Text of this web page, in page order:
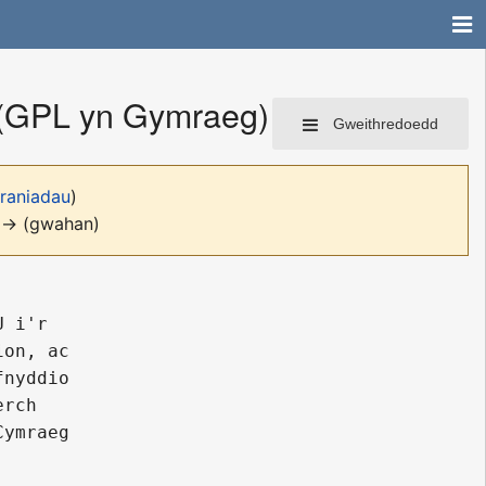
Gweithredoedd
yn Gymraeg)
)
(gwahan)